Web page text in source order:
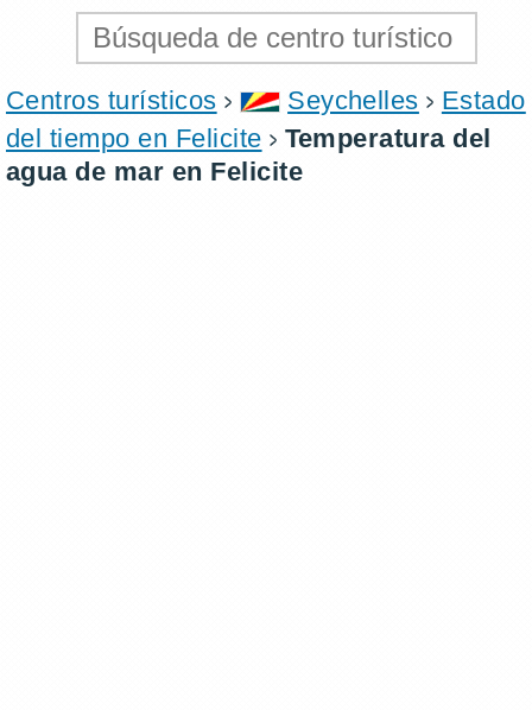
Centros turísticos Seychelles
Estado
del tiempo en Felicite
Temperatura del
agua de mar en Felicite